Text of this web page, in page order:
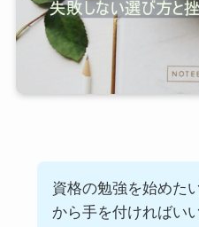
資格の勉強を始めた
から手を付ければい